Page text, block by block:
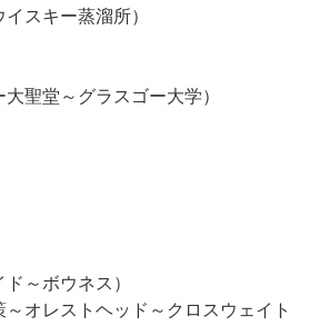
スキー蒸溜所）
聖堂～グラスゴー大学）
～ボウネス）
オレストヘッド～クロスウェイト